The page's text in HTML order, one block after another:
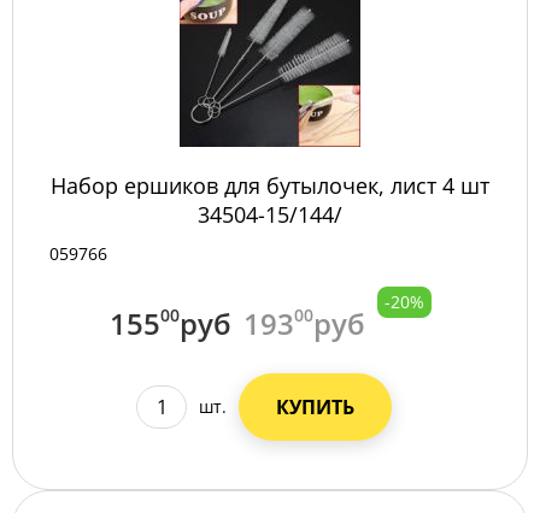
Набор ершиков для бутылочек, лист 4 шт
34504-15/144/
059766
15500руб 19300руб
-20%
шт. КУПИТЬ